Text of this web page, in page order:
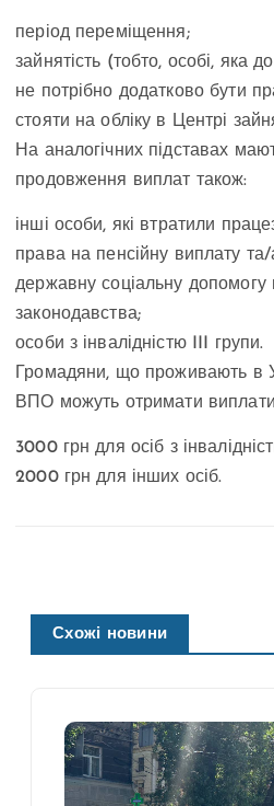
період переміщення;
зайнятість (тобто, особі, яка
не потрібно додатково бути
стояти на обліку в Центрі
На аналогічних підставах
продовження виплат також:
інші особи, які втратили
права на пенсійну виплату
державну соціальну допомогу
законодавства;
особи з інвалідністю III групи.
Громадяни, що проживають в
ВПО можуть отримати
3000 грн для осіб з
2000 грн для інших осіб.
Схожі новини